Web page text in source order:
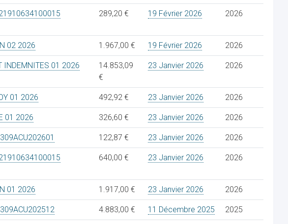
289,20 € 19 Février 2026 2026
02 2026 1.967,00 € 19 Février 2026 2026
INDEMNITES 01 2026
14.853,09
€
23 Janvier 2026 2026
01 2026 492,92 € 23 Janvier 2026 2026
01 2026 326,60 € 23 Janvier 2026 2026
122,87 € 23 Janvier 2026 2026
640,00 € 23 Janvier 2026 2026
01 2026 1.917,00 € 23 Janvier 2026 2026
4.883,00 € 11 Décembre 2025 2025